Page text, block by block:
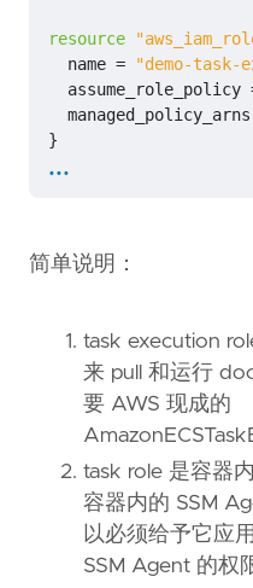
resource
name =
"demo-
assume_role_policy
managed_policy_arns
}
policy = <<EOF
...
简单说明：
task execution
来 pull 和运行
要 AWS 现成的
task role 是容器
容器内的 SSM
以必须给予它应
SSM Agent 的权